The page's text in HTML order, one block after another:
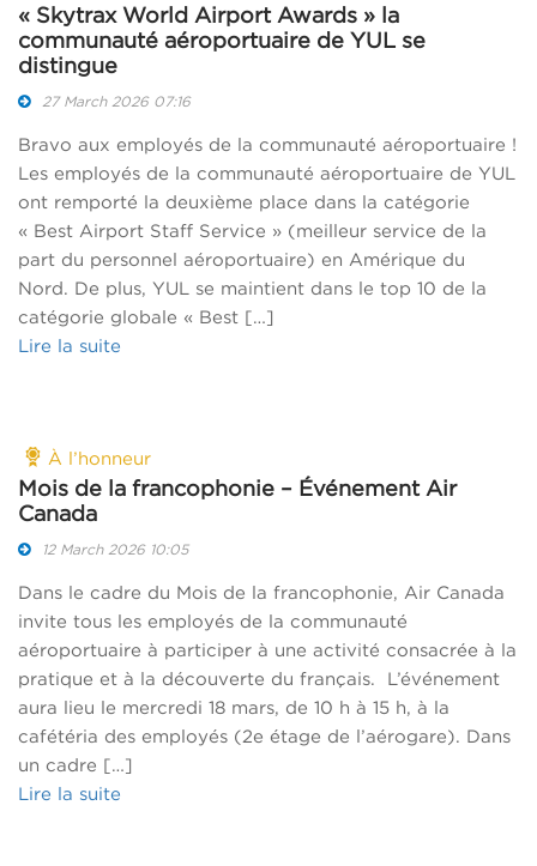
« Skytrax World Airport Awards » la
communauté aéroportuaire de YUL se
distingue
27 March 2026 07:16
Bravo aux employés de la communauté aéroportuaire !
Les employés de la communauté aéroportuaire de YUL
ont remporté la deuxième place dans la catégorie
« Best Airport Staff Service » (meilleur service de la
part du personnel aéroportuaire) en Amérique du
Nord. De plus, YUL se maintient dans le top 10 de la
catégorie globale « Best […]
Lire la suite
À l’honneur
Mois de la francophonie – Événement Air
Canada
12 March 2026 10:05
Dans le cadre du Mois de la francophonie, Air Canada
invite tous les employés de la communauté
aéroportuaire à participer à une activité consacrée à la
pratique et à la découverte du français. L’événement
aura lieu le mercredi 18 mars, de 10 h à 15 h, à la
cafétéria des employés (2e étage de l’aérogare). Dans
un cadre […]
Lire la suite